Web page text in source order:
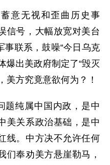
意无视和歪曲历史事
信号，大幅放宽对美台
事联系，鼓噪“今日乌克
爆出美政府制定了“毁灭
美方究竟意欲何为？！
题纯属中国内政，是中
美关系政治基础，是中
线。中方决不允许任何
们奉劝美方悬崖勒马，